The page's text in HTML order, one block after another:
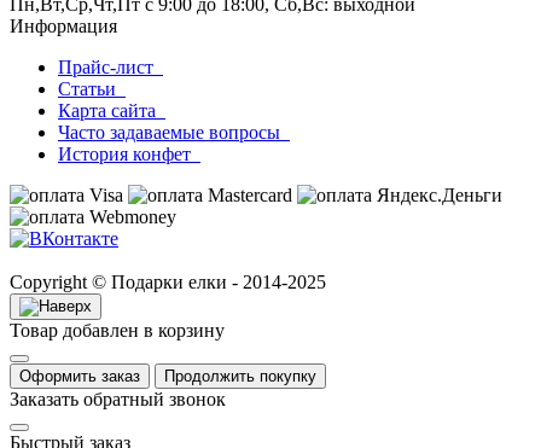
Информация
Прайс-лист
Статьи
Карта сайта
Часто задаваемые вопросы
История конфет
Copyright © Подарки елки - 2014-2025
Товар добавлен в корзину
Оформить заказ Продолжить покупку
Заказать обратный звонок
Быстрый заказ